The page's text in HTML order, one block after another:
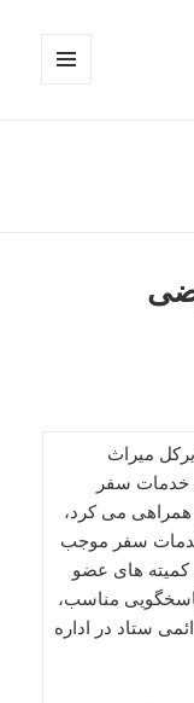
میراث
خدمات سفر
همراهی می کرد،
خدمات سفر موجب
کمیته های عضو
مناسب،
ستاد در اداره